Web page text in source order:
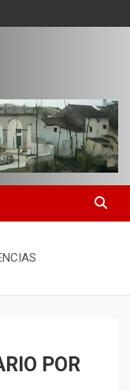
POR